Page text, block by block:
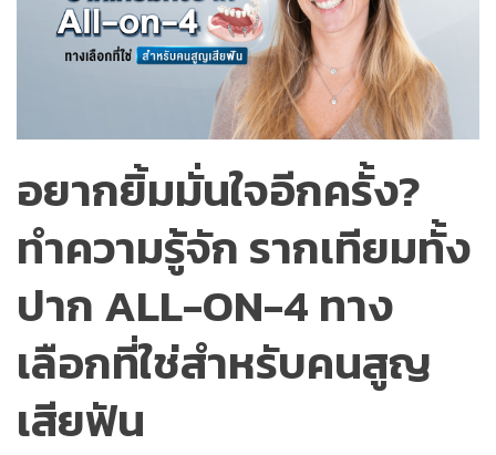
อยากยิ้มมั่นใจอีกครั้ง?
ทำความรู้จัก รากเทียมทั้ง
ปาก ALL-ON-4 ทาง
เลือกที่ใช่สำหรับคนสูญ
เสียฟัน